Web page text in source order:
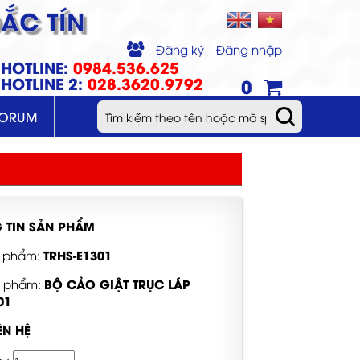
TÍN
Đăng ký Đăng nhập
HOTLINE: 0984.536.625
HOTLINE 2: 028.3620.9792 0
TIN SẢN PHẨM
phẩm:TRHS-E1301
phẩm: BỘ CẢO GIẬT TRỤC LÁP
HỆ